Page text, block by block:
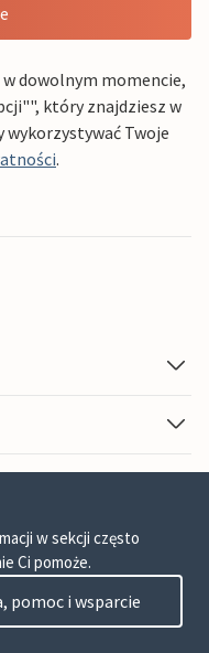
dowolnym momencie,
który znajdziesz w
wykorzystywać Twoje
.
w sekcji często
Ci pomoże.
pomoc i wsparcie